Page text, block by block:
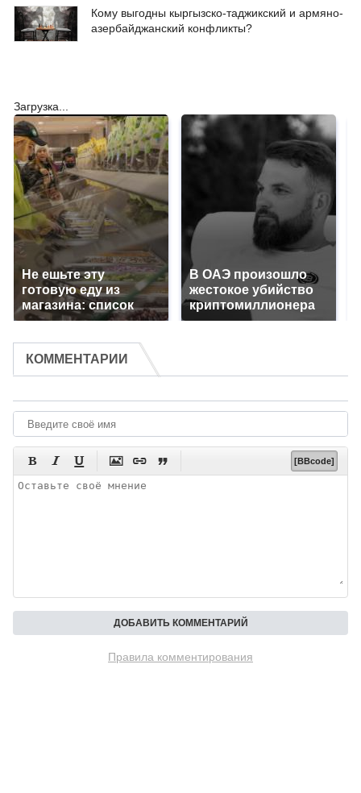
Кому выгодны кыргызско-таджикский и армяно-
азербайджанский конфликты?
Загрузка...
Не ешьте эту
готовую еду из
магазина: список
В ОАЭ произошло
жестокое убийство
криптомиллионера
КОММЕНТАРИИ
      [BBcode]
Правила комментирования